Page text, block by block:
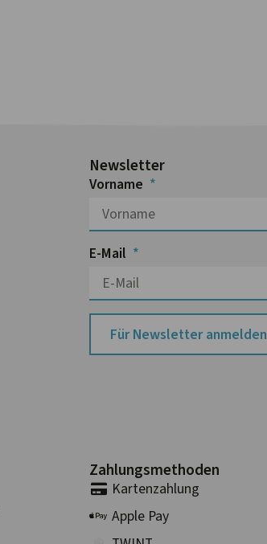
Newsletter
Vorname
E-Mail
Für Newsletter anmelden
Zahlungs­methoden
Karten­zahlung
Apple Pay